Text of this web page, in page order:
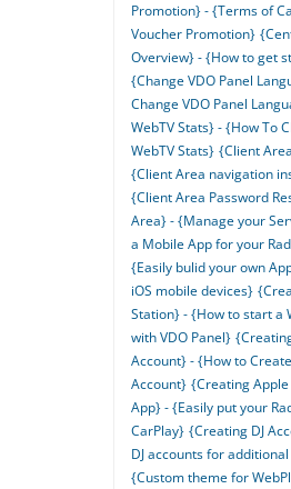
Promotion} - {Terms of
Voucher Promotion}
Overview} - {How to get
{Change VDO Panel
Change VDO Panel
WebTV Stats} - {How To
WebTV Stats} {Client
{Client Area navigation
{Client Area Password
Area} - {Manage your
a Mobile App for your
{Easily bulid your own
iOS mobile devices}
Station} - {How to start a
with VDO Panel}
Account} - {How to
Account} {Creating Apple
App} - {Easily put your
CarPlay} {Creating DJ
DJ accounts for
{Custom theme for